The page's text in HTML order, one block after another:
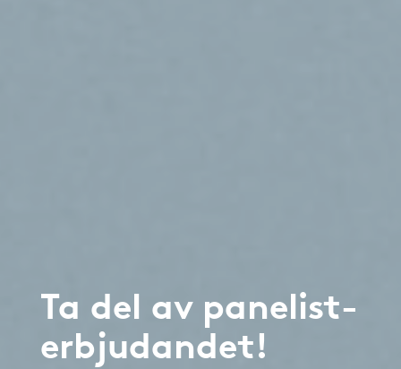
Ta del av panelist-
erbjudandet!